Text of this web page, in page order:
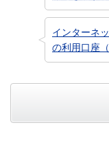
インターネ
の利用口座